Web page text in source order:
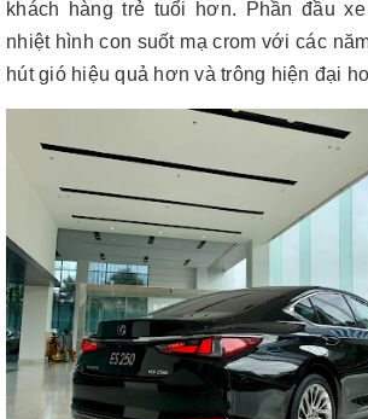
khách hàng trẻ tuổi hơn. Phần đầu
nhiệt hình con suốt mạ crom với các
hút gió hiệu quả hơn và trông hiện đại